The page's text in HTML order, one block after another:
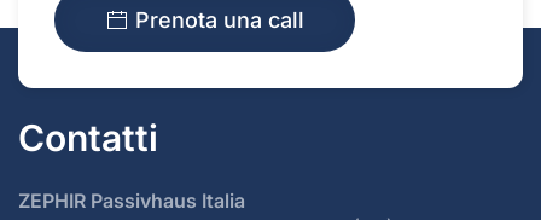
Prenota una call
Contatti
ZEPHIR Passivhaus Italia